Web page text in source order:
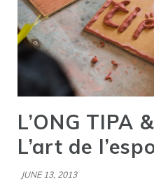
L’ONG TIPA
L’art de
JUNE 13, 2013